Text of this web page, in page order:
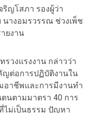
ริญโสภา รองผู้ว่า
นางอมรวรรณ ช่วงเพ็ช
ยงาน
วงแรงงาน กล่าวว่า
ญต่อการปฏิบัติงานใน
อาชีพและการมีงานทำ
นตามมาตรา 40 การ
ไม่เป็นธรรม ปัญหา